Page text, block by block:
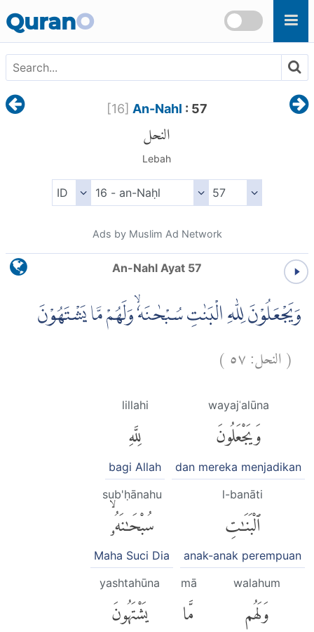
QuranO
[16] An-Nahl : 57
النحل
Lebah
Ads by Muslim Ad Network
An-Nahl Ayat 57
وَيَجْعَلُوْنَ لِلّٰهِ الْبَنٰتِ سُبْحٰنَهٗۙ وَلَهُمْ مَّا يَشْتَهُوْنَ
(النحل:٥٧)
wayajʿalūna
وَيَجْعَلُونَ
dan mereka menjadikan
lillahi
لِلَّهِ
bagi Allah
l-banāti
ٱلْبَنَٰتِ
anak-anak perempuan
sub'ḥānahu
سُبْحَٰنَهُۥۙ
Maha Suci Dia
walahum
وَلَهُم
mā
مَّا
yashtahūna
يَشْتَهُونَ